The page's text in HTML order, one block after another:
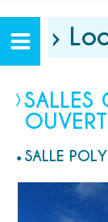
›
SALLES
SALLE